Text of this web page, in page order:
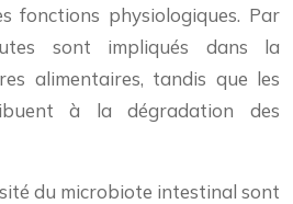
fonctions physiologiques. Par
sont impliqués dans la
alimentaires, tandis que les
à la dégradation des
du microbiote intestinal sont